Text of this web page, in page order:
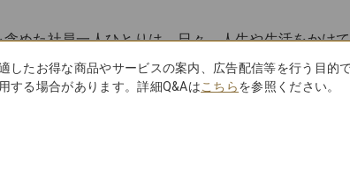
めた社員一人ひとりは、日々、人生や生活をかけ
指さなければ、お客さまに最高のサービスを提供
いて、企業理念の冒頭に「全社員の物心両面の幸
や豊かさに加えて、仕事に対する誇り、働きが
まに最高のサービスを提供できるよう、必死の努
したお得な商品やサービスの案内、広告配信等を行う目
する場合があります。詳細Q&Aはこちらを参照ください。